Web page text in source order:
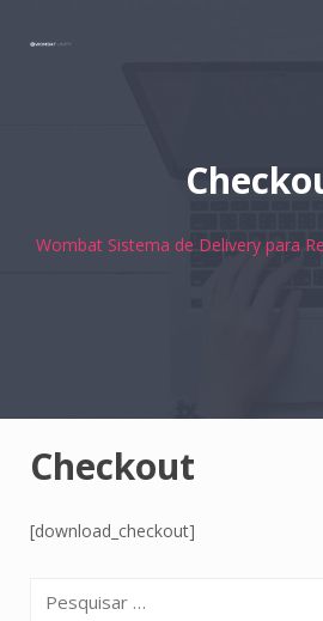
Wombat Sistema de Delivery para
Checkout
[download_checkout]
Pesquisar